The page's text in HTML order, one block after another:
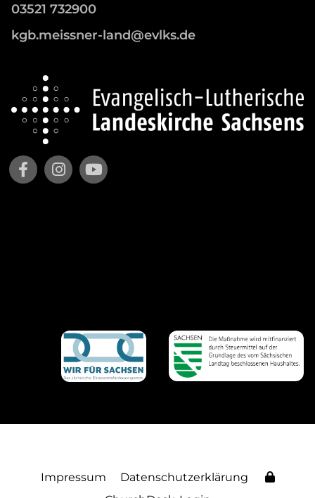
03521 732900
kgb.meissner-land@evlks.de
Impressum
Datenschutzerklärung